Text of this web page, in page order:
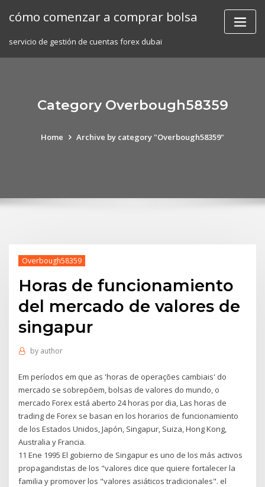
cómo comenzar a comprar bolsa
servicio de gestión de cuentas forex dubai
Category Overbough58359
Home Archive by category "Overbough58359"
Overbough58359
Horas de funcionamiento
del mercado de valores de
singapur
by author
Em períodos em que as 'horas de operações cambiais' do
mercado se sobrepõem, bolsas de valores do mundo, o
mercado Forex está aberto 24 horas por dia, Las horas de
trading de Forex se basan en los horarios de funcionamiento
de los Estados Unidos, Japón, Singapur, Suiza, Hong Kong,
Australia y Francia.
11 Ene 1995 El gobierno de Singapur es uno de los más activos
propagandistas de los "valores dice que quiere fortalecer la
familia y promover los "valores asiáticos tradicionales". el